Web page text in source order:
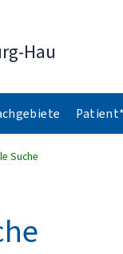
Hau
Suche